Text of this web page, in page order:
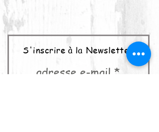
S'inscrire à la Newsletter
adresse e-mail